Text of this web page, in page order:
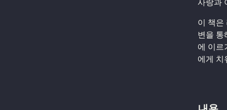
이 책은
변을
에 이르
에게 치